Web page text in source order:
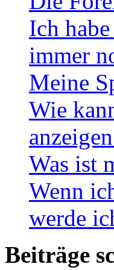
Ich
immer
Meine
Wie
Was ist
Wenn
werde
Beiträge